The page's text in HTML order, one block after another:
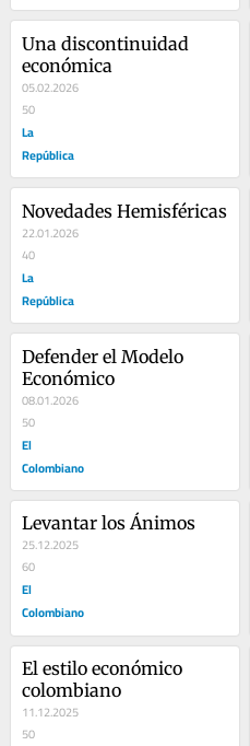
Una discontinuidad
económica
05.02.2026
50
La
República
Novedades Hemisféricas
22.01.2026
40
La
República
Defender el Modelo
Económico
08.01.2026
50
El
Colombiano
Levantar los Ánimos
25.12.2025
60
El
Colombiano
El estilo económico
colombiano
11.12.2025
50